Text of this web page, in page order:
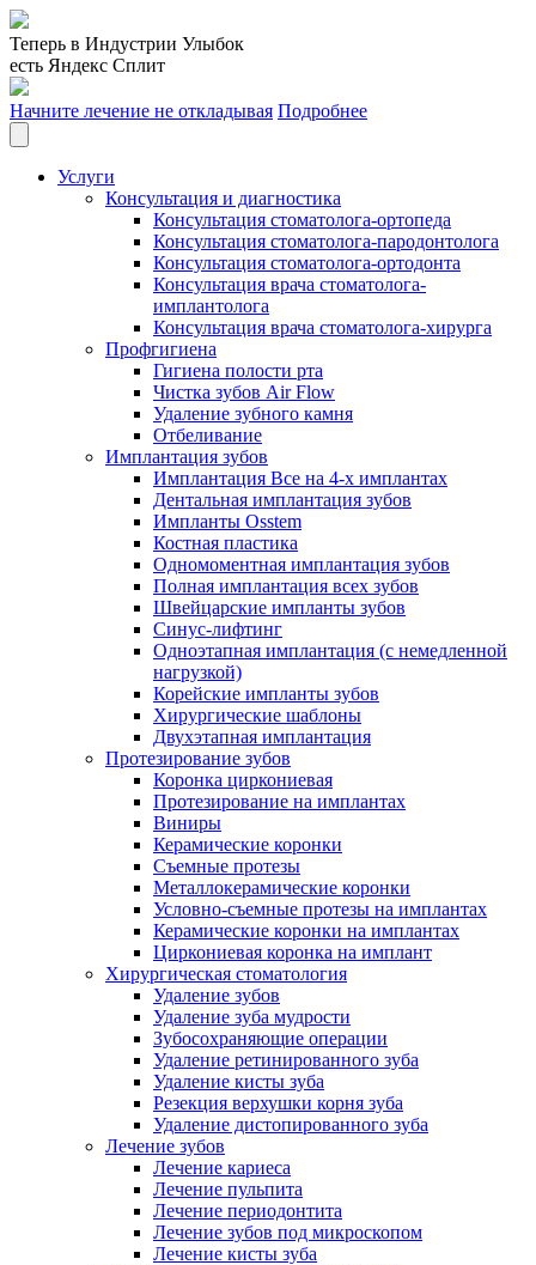
Теперь в Индустрии Улыбок
есть Яндекс Сплит
Начните лечение не откладывая Подробнее
Услуги
Консультация и диагностика
Консультация стоматолога-ортопеда
Консультация стоматолога-пародонтолога
Консультация стоматолога-ортодонта
Консультация врача стоматолога-
имплантолога
Консультация врача стоматолога-хирурга
Профгигиена
Гигиена полости рта
Чистка зубов Air Flow
Удаление зубного камня
Отбеливание
Имплантация зубов
Имплантация Все на 4-х имплантах
Дентальная имплантация зубов
Импланты Osstem
Костная пластика
Одномоментная имплантация зубов
Полная имплантация всех зубов
Швейцарские импланты зубов
Синус-лифтинг
Одноэтапная имплантация (с немедленной
нагрузкой)
Корейские импланты зубов
Хирургические шаблоны
Двухэтапная имплантация
Протезирование зубов
Коронка циркониевая
Протезирование на имплантах
Виниры
Керамические коронки
Съемные протезы
Металлокерамические коронки
Условно-съемные протезы на имплантах
Керамические коронки на имплантах
Циркониевая коронка на имплант
Хирургическая стоматология
Удаление зубов
Удаление зуба мудрости
Зубосохраняющие операции
Удаление ретинированного зуба
Удаление кисты зуба
Резекция верхушки корня зуба
Удаление дистопированного зуба
Лечение зубов
Лечение кариеса
Лечение пульпита
Лечение периодонтита
Лечение зубов под микроскопом
Лечение кисты зуба